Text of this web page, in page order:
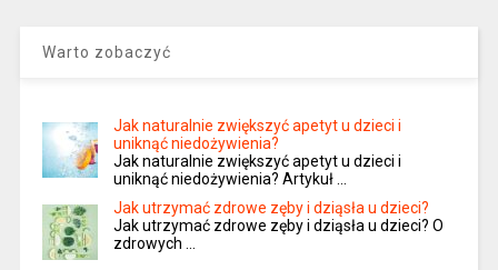
Warto zobaczyć
Jak naturalnie zwiększyć apetyt u dzieci i
uniknąć niedożywienia?
Jak naturalnie zwiększyć apetyt u dzieci i
uniknąć niedożywienia? Artykuł …
Jak utrzymać zdrowe zęby i dziąsła u dzieci?
Jak utrzymać zdrowe zęby i dziąsła u dzieci? O
zdrowych …